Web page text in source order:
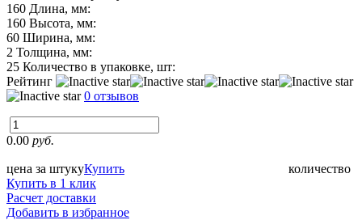
160 Длина, мм:
160 Высота, мм:
60 Ширина, мм:
2 Толщина, мм:
25 Количество в упаковке, шт:
Рейтинг
0 отзывов
0.00 руб.
цена за штуку количество
Купить
Купить в 1 клик
Расчет доставки
Добавить в избранное